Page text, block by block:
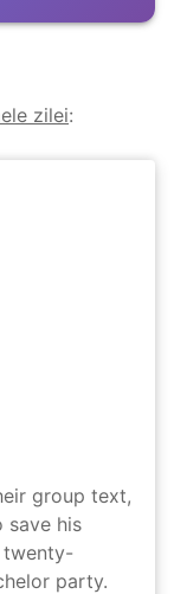
zilei:
group text,
save his
party.